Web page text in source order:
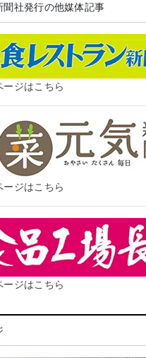
聞社発行の他媒体記事
ージはこちら
ージはこちら
ージはこちら